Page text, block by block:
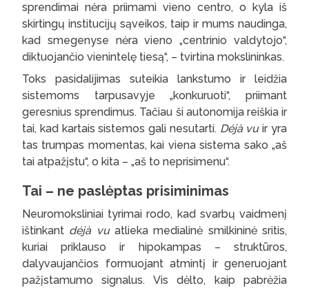
sprendimai nėra priimami vieno centro, o kyla iš
skirtingų institucijų sąveikos, taip ir mums naudinga,
kad smegenyse nėra vieno „centrinio valdytojo“,
diktuojančio vienintelę tiesą“, – tvirtina mokslininkas.
Toks pasidalijimas suteikia lankstumo ir leidžia
sistemoms tarpusavyje „konkuruoti“, priimant
geresnius sprendimus. Tačiau ši autonomija reiškia ir
tai, kad kartais sistemos gali nesutarti. Déjà vuir yra
tas trumpas momentas, kai viena sistema sako „aš
tai atpažįstu“, o kita – „aš to neprisimenu“.
Tai – ne paslėptas prisiminimas
Neuromoksliniai tyrimai rodo, kad svarbų vaidmenį
ištinkant déjà vuatlieka medialinė smilkininė sritis,
kuriai priklauso ir hipokampas – struktūros,
dalyvaujančios formuojant atmintį ir generuojant
pažįstamumo signalus. Vis dėlto, kaip pabrėžia